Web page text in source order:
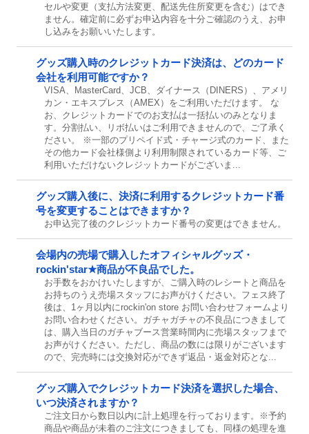
セルや変更（支払方法変更、配送先住所変更を含む）はでき
ません。確定前に必ずお申込内容を十分ご確認のうえ、お申
し込みをお願いいたします。
グッズ購入時のクレジットカード決済は、どのカード
会社を利用可能ですか？
VISA、MasterCard、JCB、ダイナース（DINERS）、アメリ
カン・エキスプレス（AMEX）をご利用いただけます。 な
お、クレジットカードでのお支払は一括払いのみとなりま
す。分割払い、リボ払いはご利用できませんので、ご了承く
ださい。 ※一部のプリペイド式・チャージ式のカード、また
その他カード会社様側より利用制限されているカード等、ご
利用いただけないクレジットカードがございま...
グッズ購入後に、決済に利用するクレジットカード番
号を変更することはできますか？
お申込完了後のクレジットカード番号の変更はできません。
会場内の売場で購入したオフィシャルグッズ・
rockin'star★商品が不良品でした。
お手数をおかけいたしますが、ご購入時のレシートと商品を
お持ちのうえ売場スタッフにお声がけください。フェス終了
後は、1ヶ月以内にrockin'on store お問い合わせフォームより
お問い合わせください。ガチャガチャの不良品につきまして
は、購入当日のガチャブース営業時間内に売場スタッフまで
お声がけください。ただし、商品の数には限りがございます
ので、完売時には交換対応ができず返品・返金対応とな...
グッズ購入でクレジットカード決済を選択した場合、
いつ決済されますか？
ご注文日から数日以内に計上処理を行っております。※予約
商品や商品が未着のご注文につきましても、同様の処理を進